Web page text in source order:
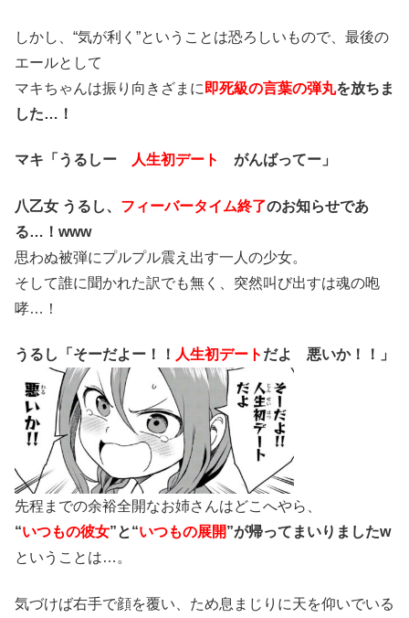
しかし、“気が利く”ということは恐ろしいもので、最後の
エールとして
マキちゃんは振り向きざまに 即死級の言葉の弾丸を放ちま
した…！
マキ「うるしー 人生初デート がんばってー」
八乙女 うるし、 フィーバータイム終了のお知らせであ
る…！www
思わぬ被弾にプルプル震え出す一人の少女。
そして誰に聞かれた訳でも無く、突然叫び出すは魂の咆
哮…！
うるし「そーだよー！！ 人生初デート だよ 悪いか！！」
先程までの余裕全開なお姉さんはどこへやら、
“いつもの彼女”と“いつもの展開”が帰ってまいりましたw
ということは…。
気づけば右手で顔を覆い、ため息まじりに天を仰いでいる